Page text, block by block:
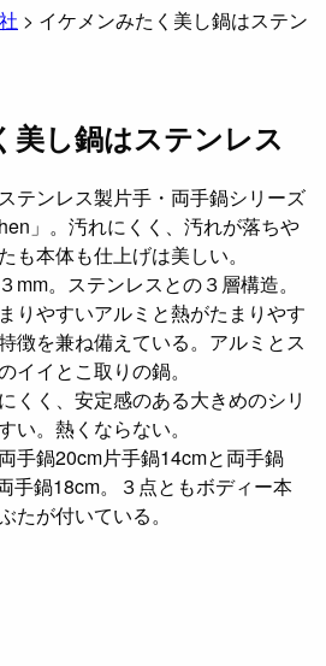
> イケメンみたく美し鍋はステン
美し鍋はステンレス
テンレス製片手・両手鍋シリーズ
」。汚れにくく、汚れが落ちや
も本体も仕上げは美しい。
mm。ステンレスとの３層構造。
りやすいアルミと熱がたまりやす
徴を兼ね備えている。アルミとス
イイとこ取りの鍋。
くく、安定感のある大きめのシリ
い。熱くならない。
鍋20cm片手鍋14cmと両手鍋
手鍋18cm。３点ともボディー本
たが付いている。